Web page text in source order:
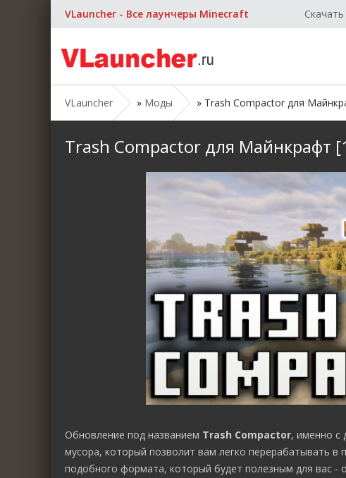
VLauncher - Все лаунчеры Minecraft
VLauncher » Моды » Trash Compactor для
Trash Compactor для Майнкрафт
Обновление под названием Trash Compactor, именно с
мусора, который позволит вам легко перерабатывать
подобного формата, который будет полезным для вас -